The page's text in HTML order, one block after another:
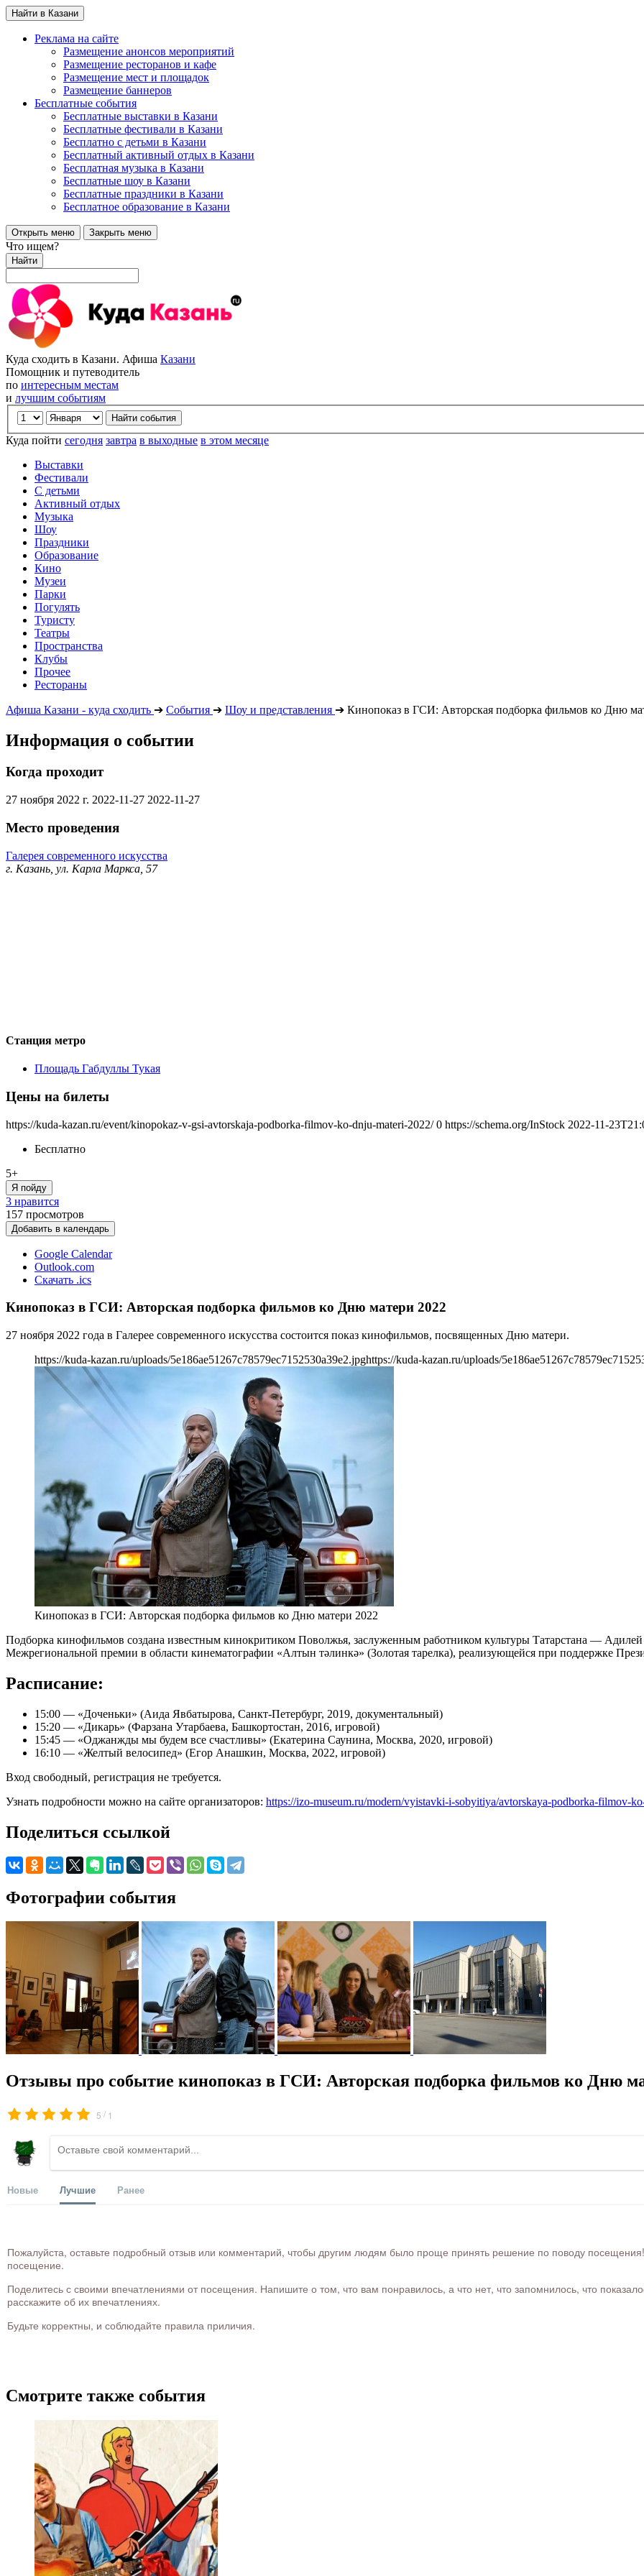
Найти в Казани
Реклама на сайте
Размещение анонсов мероприятий
Размещение ресторанов и кафе
Размещение мест и площадок
Размещение баннеров
Бесплатные события
Бесплатные выставки в Казани
Бесплатные фестивали в Казани
Бесплатно с детьми в Казани
Бесплатный активный отдых в Казани
Бесплатная музыка в Казани
Бесплатные шоу в Казани
Бесплатные праздники в Казани
Бесплатное образование в Казани
Открыть меню Закрыть меню
Что ищем?
Найти
Куда сходить в Казани. Афиша Казани
Помощник и путеводитель
по интересным местам
и лучшим событиям
Куда пойти сегодня завтра в выходные в этом месяце
Выставки
Фестивали
С детьми
Активный отдых
Музыка
Шоу
Праздники
Образование
Кино
Музеи
Парки
Погулять
Туристу
Театры
Пространства
Клубы
Прочее
Рестораны
Афиша Казани - куда сходить ➔ События ➔ Шоу и представления ➔ Кинопоказ в ГСИ: Авторская подборка фильмов ко Дню
Информация о событии
Когда проходит
27 ноября 2022 г. 2022-11-27 2022-11-27
Место проведения
Галерея современного искусства
г. Казань, ул. Карла Маркса, 57
Станция метро
Площадь Габдуллы Тукая
Цены на билеты
https://kuda-kazan.ru/event/kinopokaz-v-gsi-avtorskaja-podborka-filmov-ko-dnju-materi-2022/ 0 https://schema.org/InStock 2022-11-
Бесплатно
5+
Я пойду
3 нравится
157 просмотров
Добавить в календарь
Google Calendar
Outlook.com
Скачать .ics
Кинопоказ в ГСИ: Авторская подборка фильмов ко Дню матери 2022
27 ноября 2022 года в Галерее современного искусства состоится показ кинофильмов, посвященных Дню матери.
https://kuda-kazan.ru/uploads/5e186ae51267c78579ec7152530a39e2.jpghttps://kuda-kazan.ru/uploads/
Кинопоказ в ГСИ: Авторская подборка фильмов ко Дню матери 2022
Подборка кинофильмов создана известным кинокритиком Поволжья, заслуженным работником культуры Татарстана —
Межрегиональной премии в области кинематографии «Алтын тәлинкә» (Золотая тарелка), реализующейся при поддержке
Расписание:
15:00 — «Доченьки» (Аида Явбатырова, Санкт-Петербург, 2019, документальный)
15:20 — «Дикарь» (Фарзана Утарбаева, Башкортостан, 2016, игровой)
15:45 — «Оджанжды мы будем все счастливы» (Екатерина Саунина, Москва, 2020, игровой)
16:10 — «Желтый велосипед» (Егор Анашкин, Москва, 2022, игровой)
Вход свободный, регистрация не требуется.
Узнать подробности можно на сайте организаторов: https://izo-museum.ru/modern/vyistavki-i-sobyitiya/avtorskaya-podborka-filmov-
Поделиться ссылкой
Фотографии события
Отзывы про событие кинопоказ в ГСИ: Авторская подборка фильмов ко Дню
5 / 1
Новые Лучшие Ранее
Пожалуйста, оставьте подробный отзыв или комментарий, чтобы другим людям было проще принять решение по поводу посещения!
посещение.
Поделитесь с своими впечатлениями от посещения. Напишите о том, что вам понравилось, а что нет, что запомнилось, что
расскажите об их впечатлениях.
Будьте корректны, и соблюдайте правила приличия.
Смотрите также события